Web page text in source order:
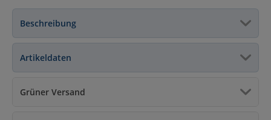
Beschreibung
Artikeldaten
Grüner Versand